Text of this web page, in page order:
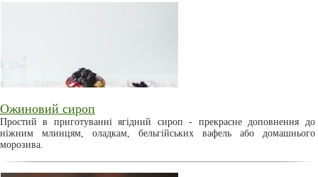
Ожиновий сироп
Простий в приготуванні ягідний сироп - прекрасне доповнення до
ніжним млинцям, оладкам, бельгійських вафель або домашнього
морозива.